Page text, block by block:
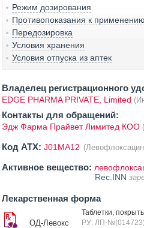
Режим дозирования
Противопоказания к применению
Передозировка
Условия хранения
Условия отпуска из аптек
Владелец регистрационного
EDGE PHARMA PRIVATE, Limited
Контакты для обращений:
Эдж Фарма Прайвет Лимитед КОО
Код ATX: J01MA12
Активное вещество:
Rec.INN
Лекарственная форма
ОД-Левокс
Таблетки,
РУ: ЛП-